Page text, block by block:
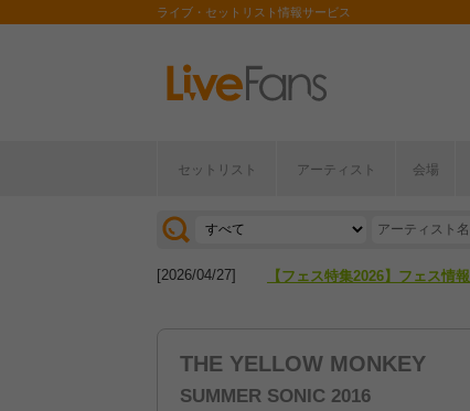
ライブ・セットリスト情報サービス
セットリスト アーティスト 会場
[2026/07/28] 【ライブ動員ランキング】
[2026/04/27] 【フェス特集2026】フェス情
THE YELLOW MONKEY
SUMMER SONIC 2016